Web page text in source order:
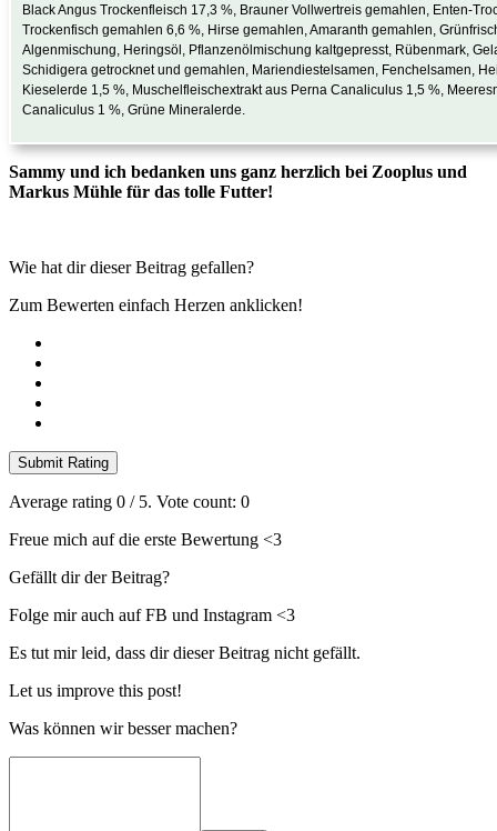
Black Angus Trockenfleisch 17,3 %, Brauner Vollwertreis gemahlen, Enten-
Trockenfisch gemahlen 6,6 %, Hirse gemahlen, Amaranth gemahlen,
Algenmischung, Heringsöl, Pflanzenölmischung kaltgepresst, Rübenmark,
Schidigera getrocknet und gemahlen, Mariendiestelsamen, Fenchelsamen,
Kieselerde 1,5 %, Muschelfleischextrakt aus Perna Canaliculus 1,5 %,
Canaliculus 1 %, Grüne Mineralerde.
Sammy und ich bedanken uns ganz herzlich bei Zooplus und
Markus Mühle für das tolle Futter!
Wie hat dir dieser Beitrag gefallen?
Zum Bewerten einfach Herzen anklicken!
Submit Rating
Average rating 0 / 5. Vote count: 0
Freue mich auf die erste Bewertung <3
Gefällt dir der Beitrag?
Folge mir auch auf FB und Instagram <3
Es tut mir leid, dass dir dieser Beitrag nicht gefällt.
Let us improve this post!
Was können wir besser machen?